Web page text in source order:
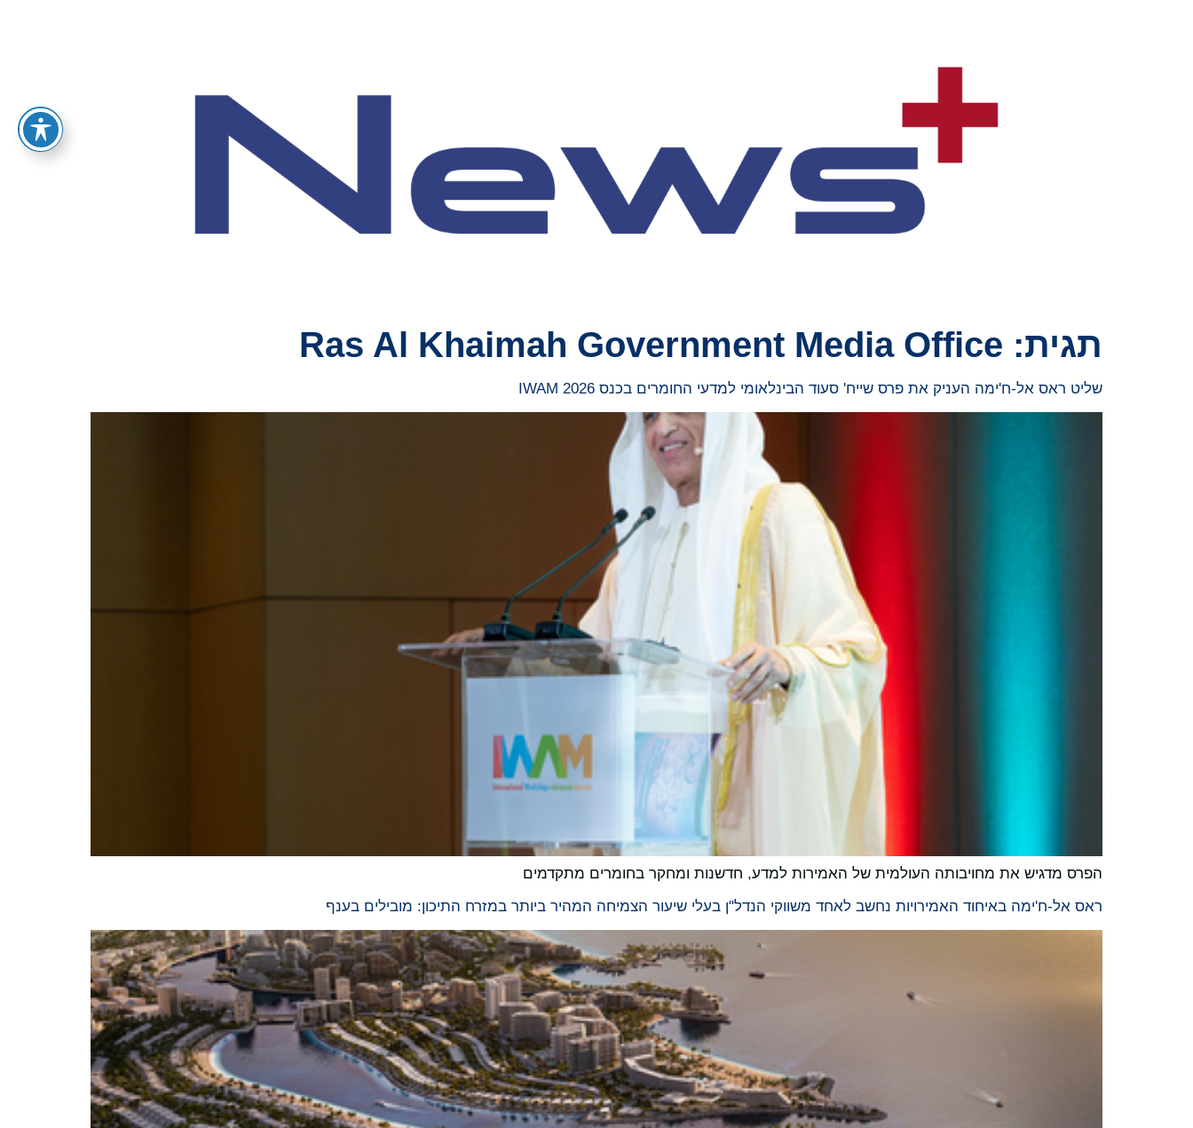
תגית: Ras Al Khaimah Government Media Office
שליט ראס אל-ח'ימה העניק את פרס שייח' סעוד הבינלאומי למדעי החומרים בכנס IWAM 2026
הפרס מדגיש את מחויבותה העולמית של האמירות למדע, חדשנות ומחקר בחומרים מתקדמים
ראס אל-ח'ימה באיחוד האמירויות נחשב לאחד משווקי הנדל"ן בעלי שיעור הצמיחה המהיר ביותר במזרח התיכון: מובילים בענף